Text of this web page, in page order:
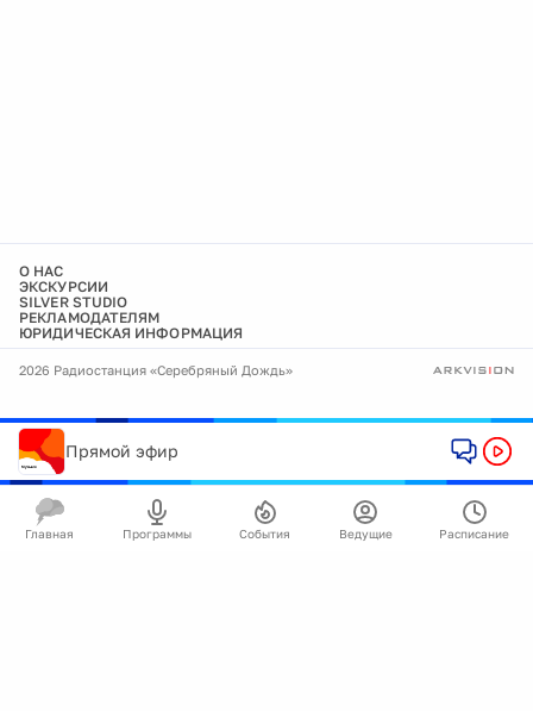
О НАС
ЭКСКУРСИИ
SILVER STUDIO
РЕКЛАМОДАТЕЛЯМ
ЮРИДИЧЕСКАЯ ИНФОРМАЦИЯ
2026 Радиостанция «Серебряный Дождь»
Прямой эфир
Главная Программы События Ведущие Расписание